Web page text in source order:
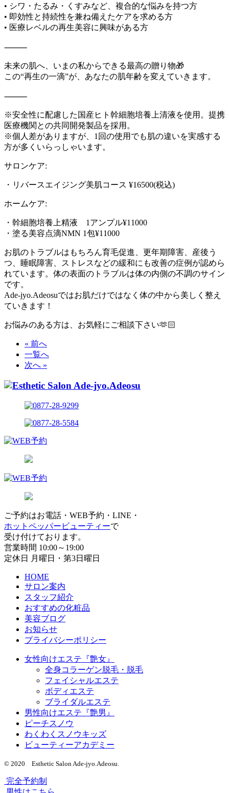
• シワ・たるみ・くすみなど、複合的な悩みを持つ方
• 即効性と持続性を兼ね備えたケアを求める方
• 医療レベルの再生美容に興味がある方
⸻
未来の肌へ、いまの私からできる最高の贈り物🎁
この“再生の一滴”が、あなたの肌年齢を変えていきます。
⸻
※安全性に配慮した国産ヒト幹細胞培養上清液を使用。提携
医療機関との共同開発製品を採用。
※個人差がありますが、1回の使用でも肌の違いを実感する
方が多くいらっしゃいます。
サロンケア:
・リバースエイジング美肌コース ¥16500(税込)
ホームケア:
・幹細胞培養上精液 1アンプル¥11000
・塗る美容点滴NMN 1包¥11000
お肌のトラブルはもちろん育毛促進、更年期障害、産後う
つ、睡眠障害、ストレスなどの緩和にも改善の症例が認めら
れています。体の表面のトラブルは体の内側の不調のサイン
です。
Ade-jyo.Adeosuではお肌だけではなく体の中から美しく整え
ていきます！
お悩みのある方は、お気軽にご相談下さい🫶🏻
« 前へ
一覧へ
次へ »
ご予約はお電話・WEB予約・LINE・
ホットペッパービューティーで
受け付けております。
営業時間 10:00～19:00
定休日 月曜日・第3日曜日
HOME
サロン案内
スタッフ紹介
おすすめの化粧品
美容ブログ
お知らせ
プライバシーポリシー
女性向けエステ『艶女』
全身コラーゲン脱毛・脱毛
フェイシャルエステ
ボディエステ
ブライダルエステ
男性向けエステ『艶男』
ピーチスノウ
わくわくスノウキッズ
ビューティーアカデミー
© 2020 Esthetic Salon Ade-jyo.Adeosu.
完全予約制